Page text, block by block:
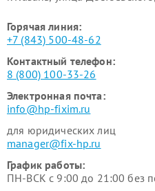
Горячая линия:
+7 (843) 500-48-62
Контактный телефон:
8 (800) 100-33-26
Электронная почта:
info@hp-fixim.ru
для юридических лиц
manager@fix-hp.ru
График работы:
ПН-ВСК с 9:00 до 21:00 без